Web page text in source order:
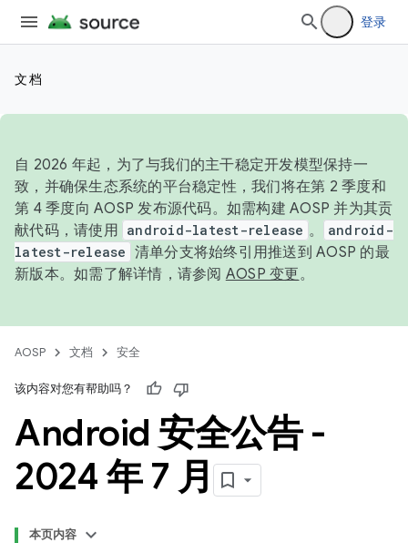
登录
文档
自 2026 年起，为了与我们的主干稳定开发模型保持一
致，并确保生态系统的平台稳定性，我们将在第 2 季度和
第 4 季度向 AOSP 发布源代码。如需构建 AOSP 并为其贡
献代码，请使用 android-latest-release 。
android-
latest-release 清单分支将始终引用推送到 AOSP 的最
新版本。如需了解详情，请参阅 AOSP 变更。
AOSP 文档 安全
该内容对您有帮助吗？
Android 安全公告 -
2024 年 7 月
本页内容